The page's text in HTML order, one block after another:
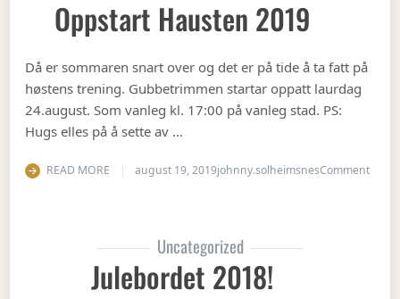
Oppstart Hausten 2019
Då er sommaren snart over og det er på tide å ta fatt på
høstens trening. Gubbetrimmen startar oppatt laurdag
24.august. Som vanleg kl. 17:00 på vanleg stad. PS:
Hugs elles på å sette av …
READ MORE august 19, 2019johnny.solheimsnesCommenton
Uncategorized
Julebordet 2018!